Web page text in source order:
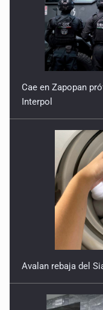
Cae en Zapopan
Interpol
Avalan rebaja del